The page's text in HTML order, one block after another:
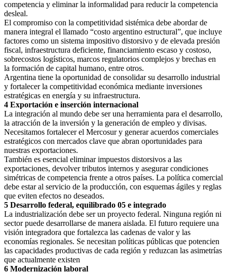
competencia y eliminar la informalidad para reducir la competencia
desleal.
El compromiso con la competitividad sistémica debe abordar de
manera integral el llamado “costo argentino estructural”, que incluye
factores como un sistema impositivo distorsivo y de elevada presión
fiscal, infraestructura deficiente, financiamiento escaso y costoso,
sobrecostos logísticos, marcos regulatorios complejos y brechas en
la formación de capital humano, entre otros.
Argentina tiene la oportunidad de consolidar su desarrollo industrial
y fortalecer la competitividad económica mediante inversiones
estratégicas en energía y su infraestructura.
4 Exportación e inserción internacional
La integración al mundo debe ser una herramienta para el desarrollo,
la atracción de la inversión y la generación de empleo y divisas.
Necesitamos fortalecer el Mercosur y generar acuerdos comerciales
estratégicos con mercados clave que abran oportunidades para
nuestras exportaciones.
También es esencial eliminar impuestos distorsivos a las
exportaciones, devolver tributos internos y asegurar condiciones
simétricas de competencia frente a otros países. La política comercial
debe estar al servicio de la producción, con esquemas ágiles y reglas
que eviten efectos no deseados.
5 Desarrollo federal, equilibrado 05 e integrado
La industrialización debe ser un proyecto federal. Ninguna región ni
sector puede desarrollarse de manera aislada. El futuro requiere una
visión integradora que fortalezca las cadenas de valor y las
economías regionales. Se necesitan políticas públicas que potencien
las capacidades productivas de cada región y reduzcan las asimetrías
que actualmente existen
6 Modernización laboral